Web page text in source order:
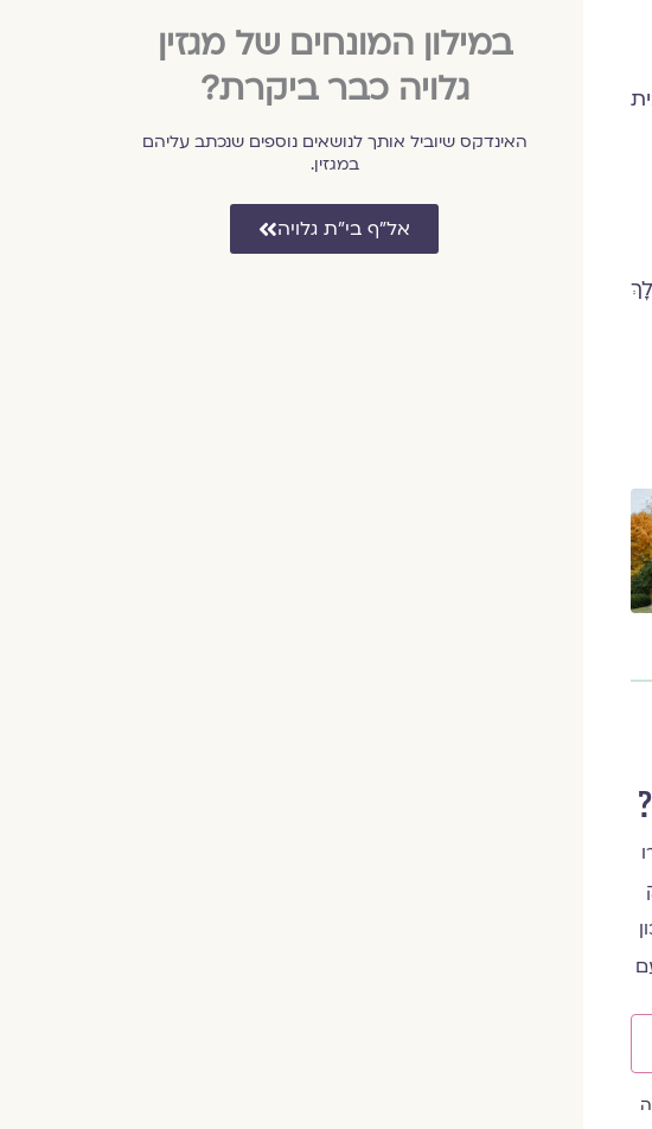
במילון המונחים של מגזין
גלויה כבר ביקרת?
האינדקס שיוביל אותך לנושאים נוספים שנכתב עליהם
במגזין.
אל״ף בי״ת גלויה